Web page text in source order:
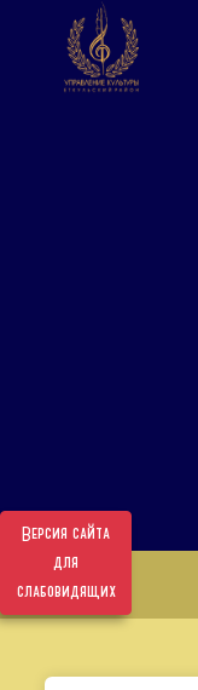
Версия сайта
для
слабовидящих